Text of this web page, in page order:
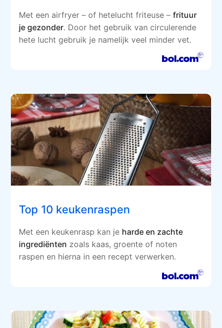
Met een airfryer – of hetelucht friteuse –frituur
je gezonder. Door het gebruik van circulerende
hete lucht gebruik je namelijk veel minder vet.
Top 10 keukenraspen
Met een keukenrasp kan je harde en zachte
ingrediënten zoals kaas, groente of noten
raspen en hierna in een recept verwerken.